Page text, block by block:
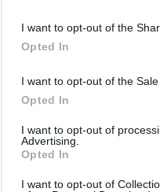
I want to opt-out of the
Opted In
I want to opt-out of the
Opted In
I want to opt-out of
Advertising.
Opted In
I want to opt-out of